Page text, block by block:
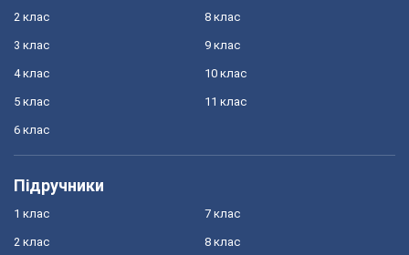
2 клас
3 клас
4 клас
5 клас
6 клас
8 клас
9 клас
10 клас
11 клас
Підручники
1 клас
2 клас
7 клас
8 клас